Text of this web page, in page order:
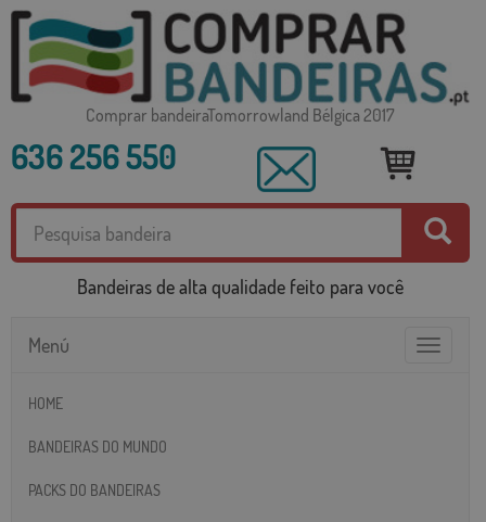
Comprar bandeiraTomorrowland Bélgica 2017
636 256 550
Bandeiras de alta qualidade feito para você
Toggle
Menú
HOME
BANDEIRAS DO MUNDO
PACKS DO BANDEIRAS